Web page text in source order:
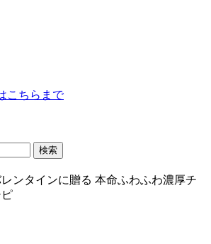
こちらまで
ンタインに贈る 本命ふわふわ濃厚チ